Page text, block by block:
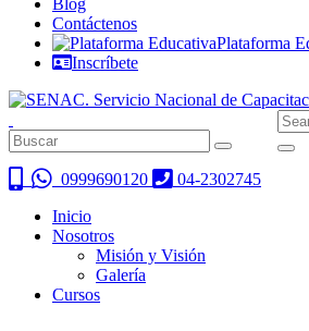
Contáctenos
Plataforma
Inscríbete
0999690120
04-2302745
Inicio
Nosotros
Misión y Visión
Galería
Cursos